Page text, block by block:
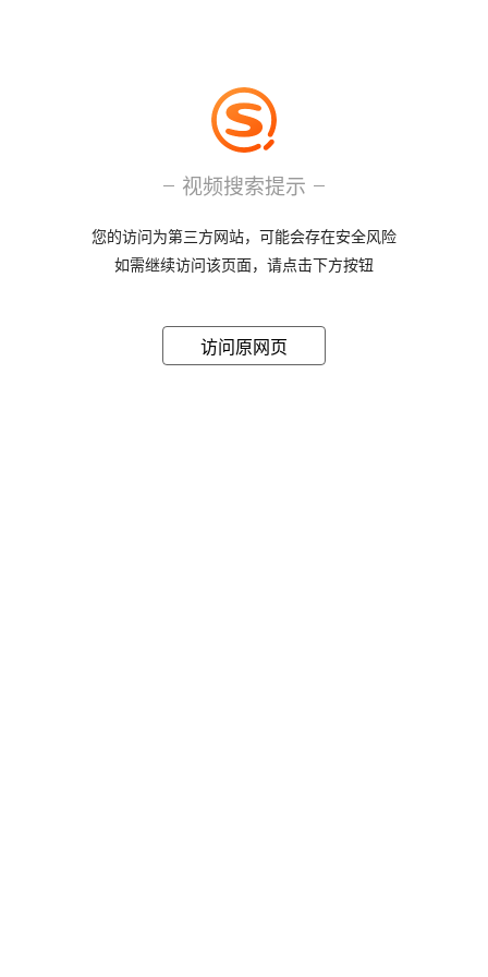
视频搜索提示
您的访问为第三方网站，可能会存在安全风险
如需继续访问该页面，请点击下方按钮
访问原网页